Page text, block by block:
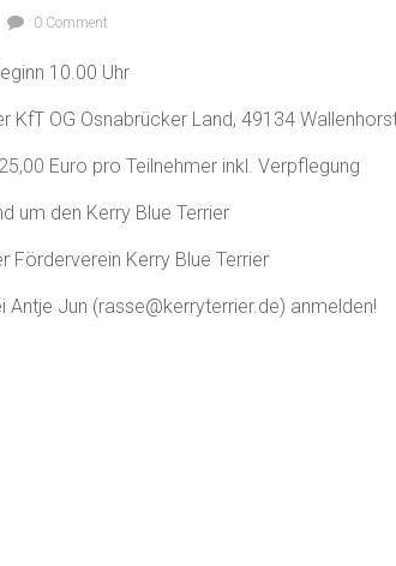
0 Comment
10.00 Uhr
KfT OG Osnabrücker Land, 49134
Euro pro Teilnehmer inkl. Verpflegung
um den Kerry Blue Terrier
Förderverein Kerry Blue Terrier
Antje Jun (rasse@kerryterrier.de) anmelden!